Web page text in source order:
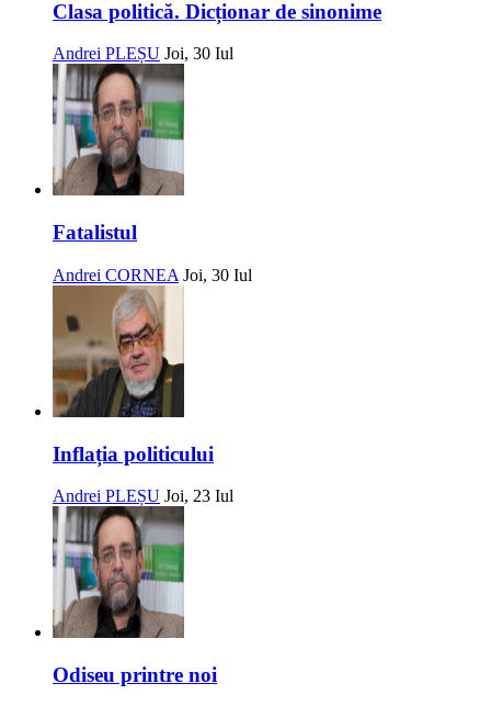
Clasa politică. Dicționar de sinonime
Andrei PLEȘU Joi, 30 Iul
Fatalistul
Andrei CORNEA Joi, 30 Iul
Inflația politicului
Andrei PLEȘU Joi, 23 Iul
Odiseu printre noi